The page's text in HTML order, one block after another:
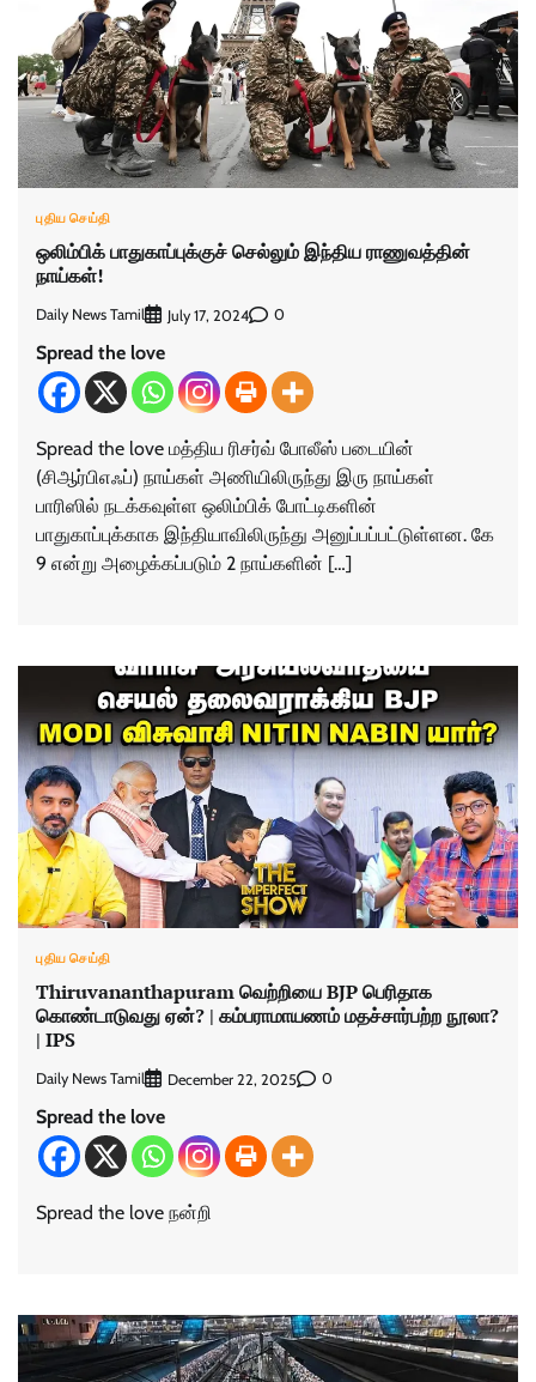
புதிய செய்தி
ஒலிம்பிக் பாதுகாப்புக்குச் செல்லும் இந்திய ராணுவத்தின்
நாய்கள்!
Daily News Tamil July 17, 2024 0
Spread the love
Spread the love மத்திய ரிசர்வ் போலீஸ் படையின்
(சிஆர்பிஎஃப்) நாய்கள் அணியிலிருந்து இரு நாய்கள்
பாரிஸில் நடக்கவுள்ள ஒலிம்பிக் போட்டிகளின்
பாதுகாப்புக்காக இந்தியாவிலிருந்து அனுப்பப்பட்டுள்ளன. கே
9 என்று அழைக்கப்படும் 2 நாய்களின் […]
புதிய செய்தி
Thiruvananthapuram வெற்றியை BJP பெரிதாக
கொண்டாடுவது ஏன்? | கம்பராமாயணம் மதச்சார்பற்ற நூலா?
| IPS
Daily News Tamil December 22, 2025 0
Spread the love
Spread the love நன்றி